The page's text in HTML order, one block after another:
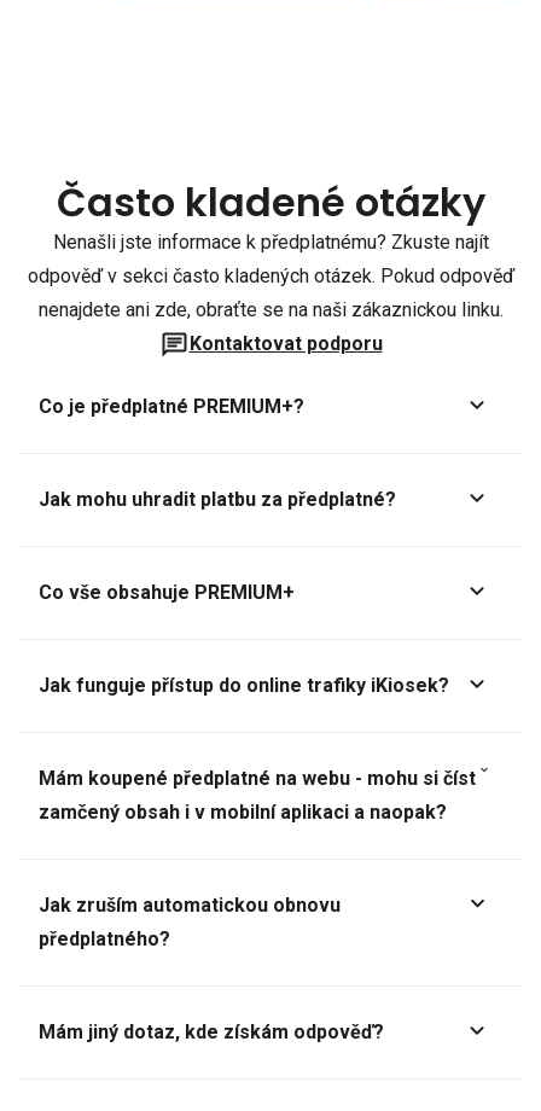
Často kladené otázky
Nenašli jste informace k předplatnému? Zkuste najít
odpověď v sekci často kladených otázek. Pokud odpověď
nenajdete ani zde, obraťte se na naši zákaznickou linku.
Kontaktovat podporu
Co je předplatné PREMIUM+?
Jak mohu uhradit platbu za předplatné?
Co vše obsahuje PREMIUM+
Jak funguje přístup do online trafiky iKiosek?
Mám koupené předplatné na webu - mohu si číst
zamčený obsah i v mobilní aplikaci a naopak?
Jak zruším automatickou obnovu
předplatného?
Mám jiný dotaz, kde získám odpověď?